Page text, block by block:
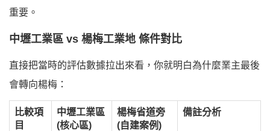
重要。
中壢工業區 vs 楊梅工業地 條件對比
直接把當時的評估數據拉出來看，你就明白為什麼業主最後
會轉向楊梅：
比較項
目
中壢工業區
(核心區)
楊梅省道旁
(自建案例)
備註分析